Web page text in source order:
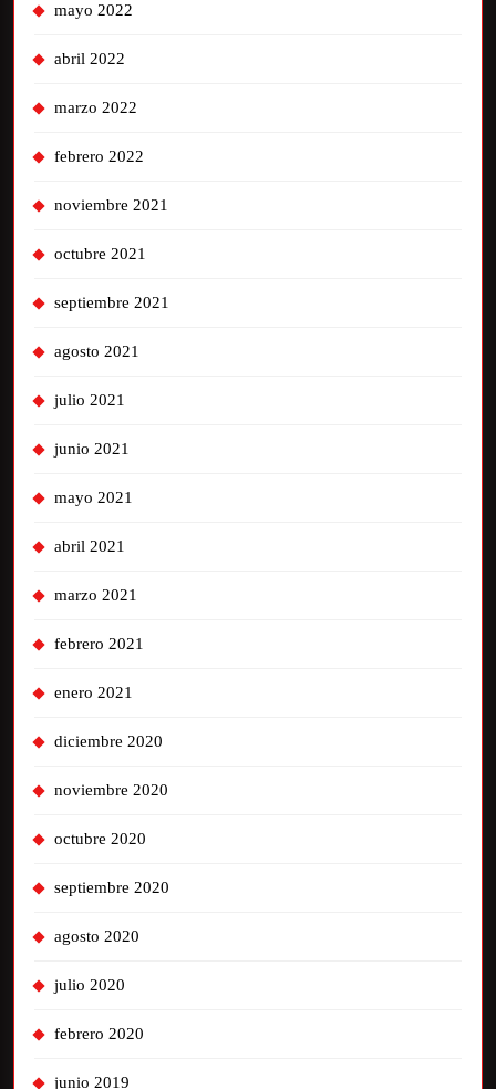
mayo 2022
abril 2022
marzo 2022
febrero 2022
noviembre 2021
octubre 2021
septiembre 2021
agosto 2021
julio 2021
junio 2021
mayo 2021
abril 2021
marzo 2021
febrero 2021
enero 2021
diciembre 2020
noviembre 2020
octubre 2020
septiembre 2020
agosto 2020
julio 2020
febrero 2020
junio 2019